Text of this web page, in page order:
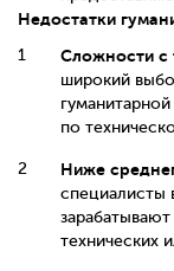
Недостатки
Сложности с
широкий
по
Ниже
специалисты
технических